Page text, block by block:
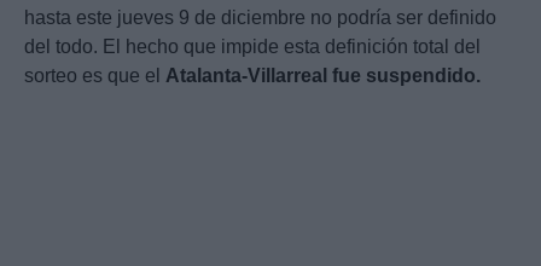
hasta este jueves 9 de diciembre no podría ser definido
del todo. El hecho que impide esta definición total del
sorteo es que el Atalanta-Villarreal fue suspendido.